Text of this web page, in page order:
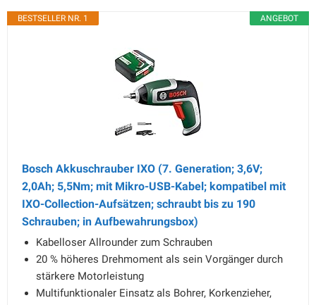
ANGEBOT
BESTSELLER NR. 1
Bosch Akkuschrauber IXO (7. Generation; 3,6V;
2,0Ah; 5,5Nm; mit Mikro-USB-Kabel; kompatibel mit
IXO-Collection-Aufsätzen; schraubt bis zu 190
Schrauben; in Aufbewahrungsbox)
Kabelloser Allrounder zum Schrauben
20 % höheres Drehmoment als sein Vorgänger durch
stärkere Motorleistung
Multifunktionaler Einsatz als Bohrer, Korkenzieher,